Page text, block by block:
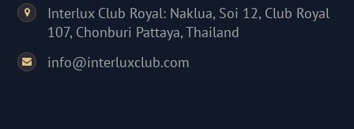
Interlux Club Royal: Naklua, Soi 12, Club Royal
107, Chonburi Pattaya, Thailand
info@interluxclub.com